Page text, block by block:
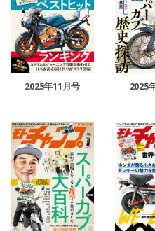
2025年11月号 2025